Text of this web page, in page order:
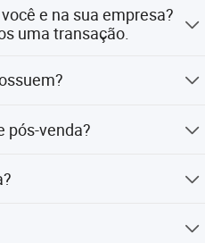
e na sua empresa?
uma transação.
de 1.000 clientes na
à nossa empresa e
momento para
pós-venda?
causado pelo